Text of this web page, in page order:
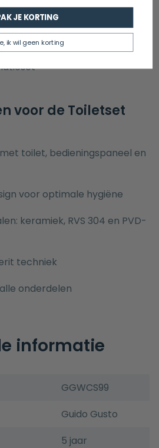
voor de Toiletset
toilet, bedieningspaneel en
voor optimale hygiëne
keramiek, RVS 304 en PVD-
techniek
onderdelen
informatie
GGWCS99
Guido Gusto
5 jaar
JE KORTING
ik wil geen korting